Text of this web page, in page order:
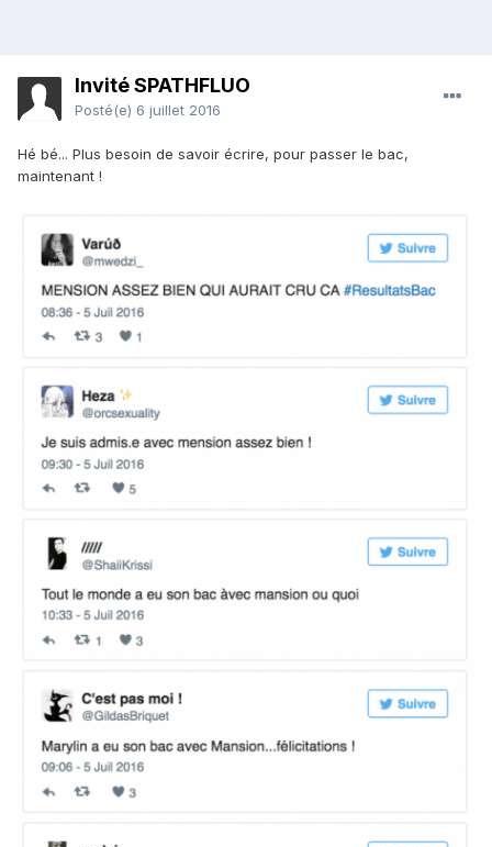
Invité SPATHFLUO
Posté(e) 6 juillet 2016
Hé bé... Plus besoin de savoir écrire, pour passer le bac,
maintenant !